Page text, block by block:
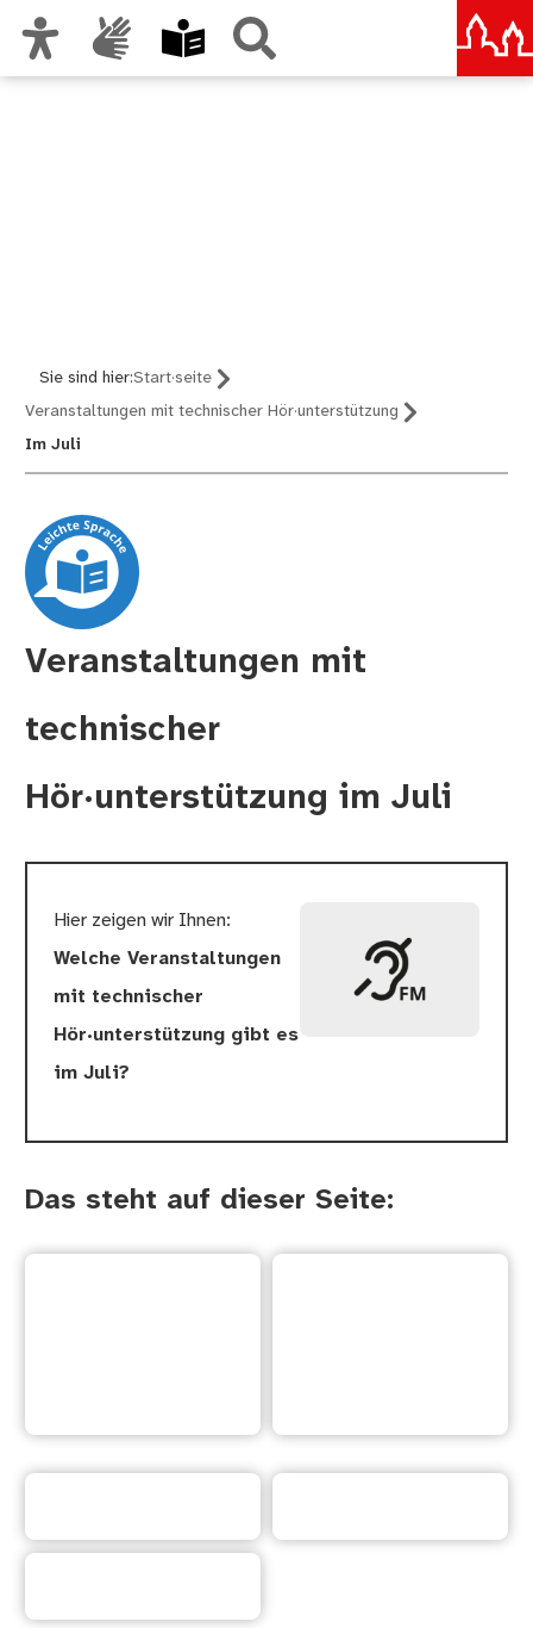
Zur Hauptnavigation
Zum Inhalt
Sie sind hier:Start·seite
Veranstaltungen mit technischer Hör·unterstützung
Im Juli
Veranstaltungen mit
technischer
Hör·unterstützung im Juli
Hier zeigen wir Ihnen:
Welche Veranstaltungen
mit technischer
Hör·unterstützung gibt es
im Juli?
Das steht auf dieser Seite: